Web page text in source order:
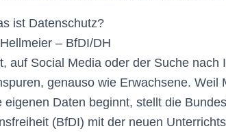
– BfDI/DH
auf Social Media oder der Suche nach
genauso wie Erwachsene. Weil
eigenen Daten beginnt, stellt die
(BfDI) mit der neuen